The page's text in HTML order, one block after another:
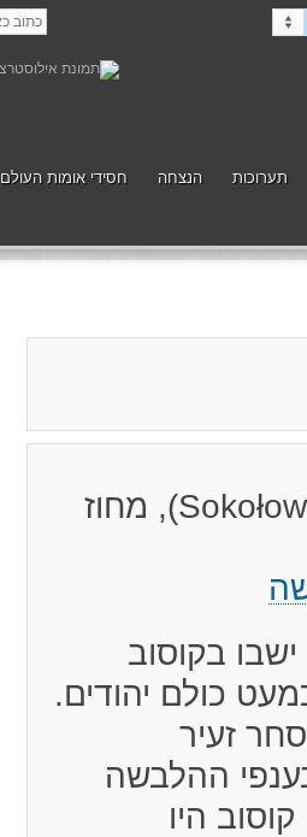
תערוכות הנצחה חסידי אומות העולם
מקום לפני המלחמה: עיירה בנפת סוקולוב (Sokołow), מחוז
בקוסוב
כמעט כולם יהודים.
זעיר
ההלבשה
היו